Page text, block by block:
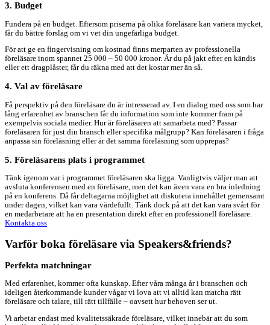
3. Budget
Fundera på en budget. Eftersom priserna på olika föreläsare kan variera mycket,
får du bättre förslag om vi vet din ungefärliga budget.
För att ge en fingervisning om kostnad finns merparten av professionella
föreläsare inom spannet 25 000 – 50 000 kronor. Är du på jakt efter en kändis
eller ett dragplåster, får du räkna med att det kostar mer än så.
4. Val av föreläsare
Få perspektiv på den föreläsare du är intresserad av. I en dialog med oss som har
lång erfarenhet av branschen får du information som inte kommer fram på
exempelvis sociala medier. Hur är föreläsaren att samarbeta med? Passar
föreläsaren för just din bransch eller specifika målgrupp? Kan föreläsaren i fråga
anpassa sin föreläsning eller är det samma föreläsning som upprepas?
5. Föreläsarens plats i programmet
Tänk igenom var i programmet föreläsaren ska ligga. Vanligtvis väljer man att
avsluta konferensen med en föreläsare, men det kan även vara en bra inledning
på en konferens. Då får deltagarna möjlighet att diskutera innehållet gemensamt
under dagen, vilket kan vara värdefullt. Tänk dock på att det kan vara svårt för
en medarbetare att ha en presentation direkt efter en professionell föreläsare.
Kontakta oss
Varför boka föreläsare via Speakers&friends?
Perfekta matchningar
Med erfarenhet, kommer ofta kunskap. Efter våra många år i branschen och
ideligen återkommande kunder vågar vi lova att vi alltid kan matcha rätt
föreläsare och talare, till rätt tillfälle – oavsett hur behoven ser ut.
Vi arbetar endast med kvalitetssäkrade föreläsare, vilket innebär att du som